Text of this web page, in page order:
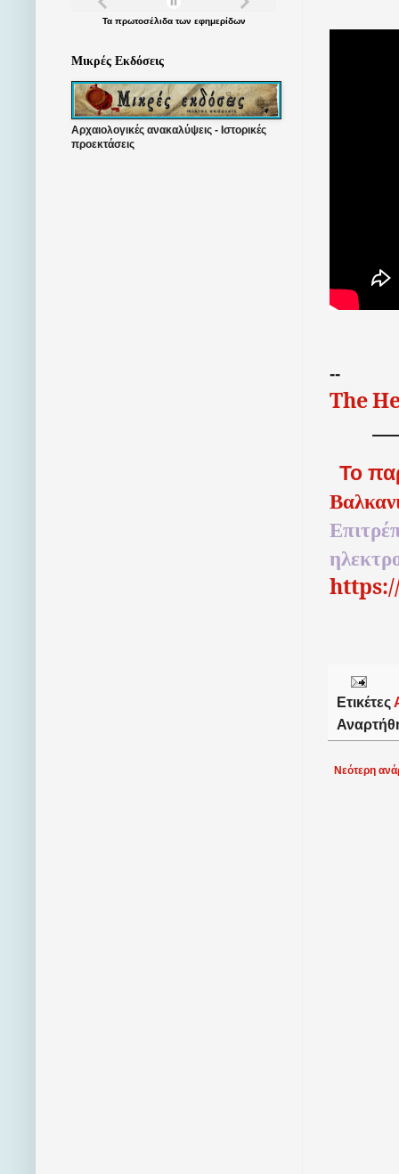
--
The
Το
Ετικέτες
Νεότερη
Τα πρωτοσέλιδατων εφημερίδων
Μικρές Εκδόσεις
Αρχαιολογικές ανακαλύψεις - Ιστορικές
προεκτάσεις